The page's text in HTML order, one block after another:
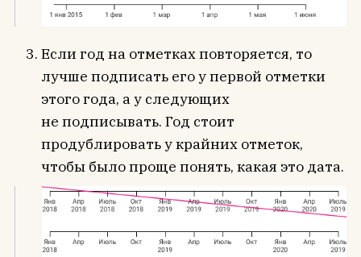
Если год на отметках повторяется, то
лучше подписать его у первой отметки
этого года, а у следующих
не подписывать. Год стоит
продублировать у крайних отметок,
чтобы было проще понять, какая это дата.